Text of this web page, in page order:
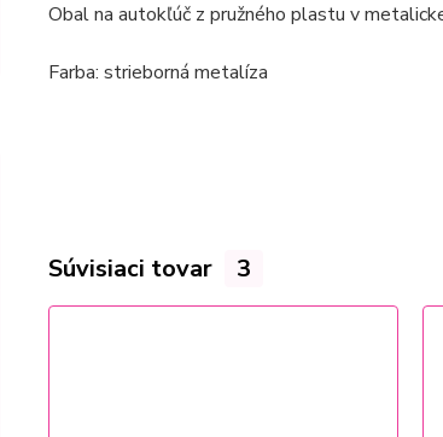
Obal na autokľúč z pružného plastu v
Farba: strieborná metalíza
Súvisiaci tovar 3